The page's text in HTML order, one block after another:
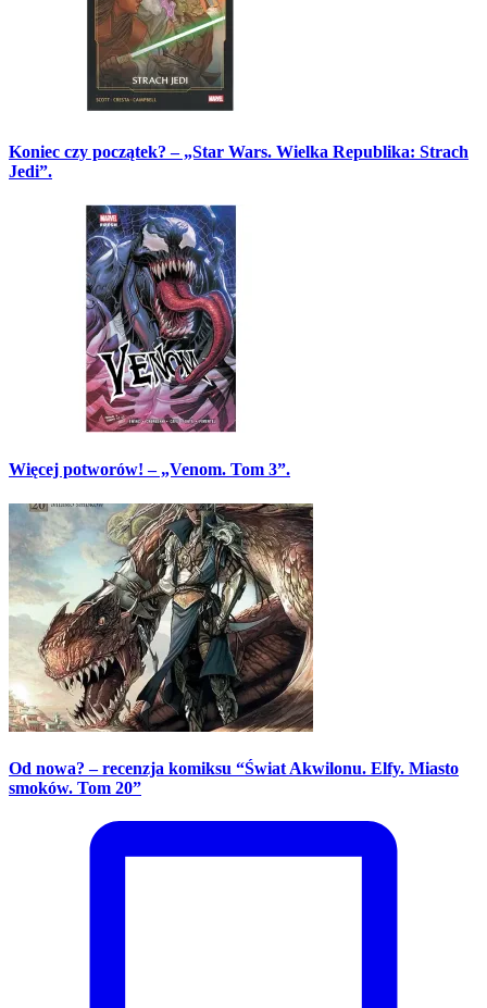
Koniec czy początek? – „Star Wars. Wielka Republika: Strach
Jedi”.
Więcej potworów! – „Venom. Tom 3”.
Od nowa? – recenzja komiksu “Świat Akwilonu. Elfy. Miasto
smoków. Tom 20”